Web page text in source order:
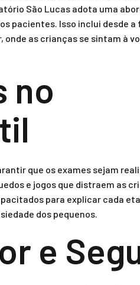
São Lucas adota uma
pacientes. Isso inclui desde a
as crianças se sintam à
no
que os exames sejam
e jogos que distraem as
para explicar cada
dos pequenos.
e